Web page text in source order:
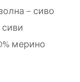
– сиво
мерино